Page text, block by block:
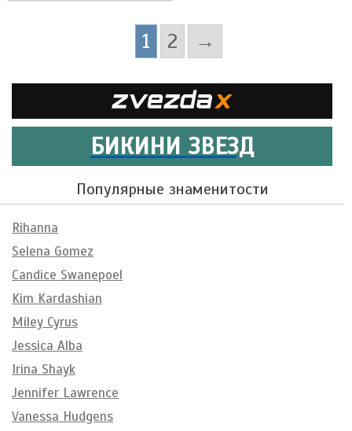
1 2 →
БИКИНИ ЗВЕЗД
Популярные знаменитости
Rihanna
Selena Gomez
Candice Swanepoel
Kim Kardashian
Miley Cyrus
Jessica Alba
Irina Shayk
Jennifer Lawrence
Vanessa Hudgens